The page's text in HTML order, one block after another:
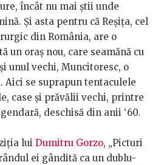
încât nu mai știi unde
Și asta pentru că Reșița, cel
din România, are o
un oraș nou, care seamănă cu
unul vechi, Muncitoresc, o
se suprapun tentaculele
case și prăvălii vechi, printre
deschisă din anii ‘60.
lui Dumitru Gorzo, „Picturi
ei gândită ca un dublu-